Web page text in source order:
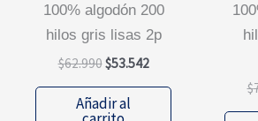
100% algodón 200
hilos gris lisas 2p
$62.990El
original
era:
$53.542El
actual
Añadir al
$